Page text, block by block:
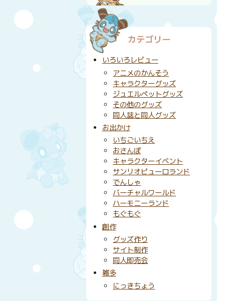
カテゴリー
いろいろレビュー
アニメのかんそう
キャラクターグッズ
ジュエルペットグッズ
その他のグッズ
同人誌と同人グッズ
お出かけ
いちごいちえ
おさんぽ
キャラクターイベント
サンリオピューロランド
でんしゃ
バーチャルワールド
ハーモニーランド
もぐもぐ
創作
グッズ作り
サイト制作
同人即売会
雑多
にっきちょう